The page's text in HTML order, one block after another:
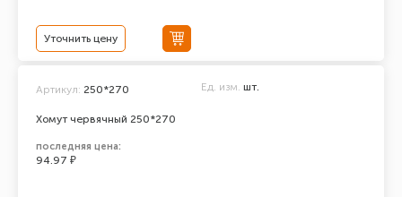
Уточнить цену
Хомут червячный 250*270
Артикул: 250*270 Ед. изм. шт.
последняя цена:
94.97 ₽